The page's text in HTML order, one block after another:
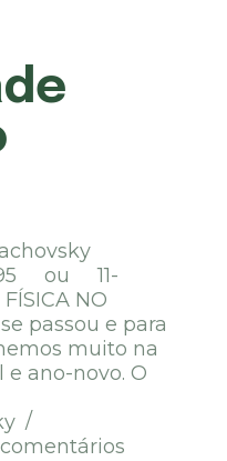
ou 11-
NO
passou e para
muito na
ano-novo. O